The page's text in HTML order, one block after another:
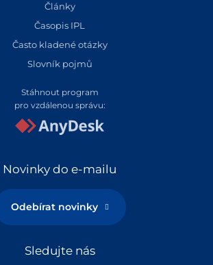
Články
Časopis IPL
Často kladené otázky
Slovník pojmů
Stáhnout program
pro vzdálenou správu:
Novinky do e-mailu
Odebírat novinky
Sledujte nás